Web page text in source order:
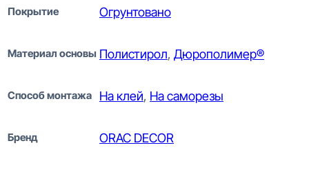
Покрытие Огрунтовано
Материал основы Полистирол, Дюрополимер®
Способ монтажа На клей, На саморезы
Бренд ORAC DECOR